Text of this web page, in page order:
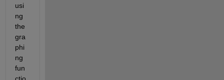
usi
ng
the
gra
phi
ng
fun